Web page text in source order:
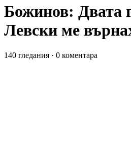
Божинов: Двата
Левски ме
140 гледания · 0 коментара